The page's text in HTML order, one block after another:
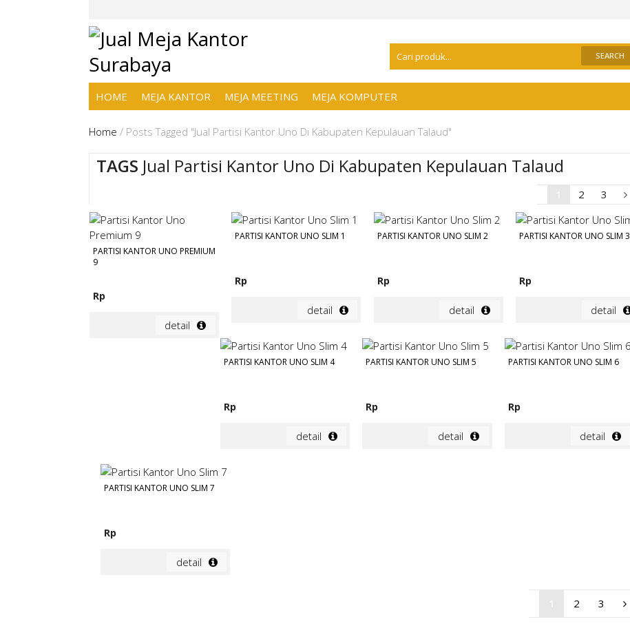
HOME MEJA KANTOR MEJA MEETING MEJA KOMPUTER
Home / Posts Tagged "Jual Partisi Kantor Uno Di Kabupaten Kepulauan Talaud"
TAGS Jual Partisi Kantor Uno Di Kabupaten Kepulauan Talaud
2 3
PARTISI KANTOR UNO PREMIUM
9
Rp
detail
PARTISI KANTOR UNO SLIM 1
Rp
detail
PARTISI KANTOR UNO SLIM 2
Rp
detail
PARTISI KANTOR UNO SLIM 3
Rp
detail
PARTISI KANTOR UNO SLIM 4
Rp
detail
PARTISI KANTOR UNO SLIM 5
Rp
detail
PARTISI KANTOR UNO SLIM 6
Rp
detail
PARTISI KANTOR UNO SLIM 7
Rp
detail
2 3